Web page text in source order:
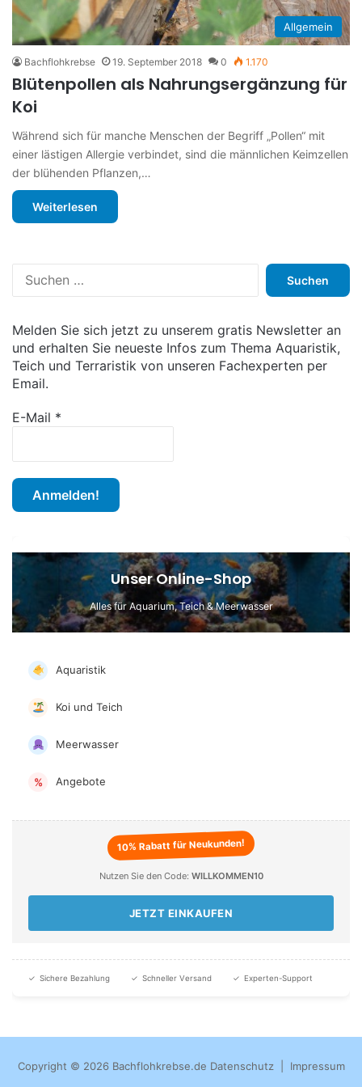
Allgemein
Bachflohkrebse 19. September 2018 0 1.170
Blütenpollen als Nahrungsergänzung für
Koi
Während sich für manche Menschen der Begriff „Pollen“ mit
einer lästigen Allergie verbindet, sind die männlichen Keimzellen
der blühenden Pflanzen,…
Weiterlesen
h
n
n
Melden Sie sich jetzt zu unserem gratis Newsletter an
und erhalten Sie neueste Infos zum Thema Aquaristik,
Teich und Terraristik von unseren Fachexperten per
Email.
E-Mail *
Unser Online-Shop
Alles für Aquarium, Teich & Meerwasser
Aquaristik
Koi und Teich
Meerwasser
% Angebote
10% Rabatt für Neukunden!
Nutzen Sie den Code: WILLKOMMEN10
JETZT EINKAUFEN
✓ Sichere Bezahlung ✓ Schneller Versand ✓ Experten-Support
Copyright © 2026 Bachflohkrebse.de Datenschutz| Impressum